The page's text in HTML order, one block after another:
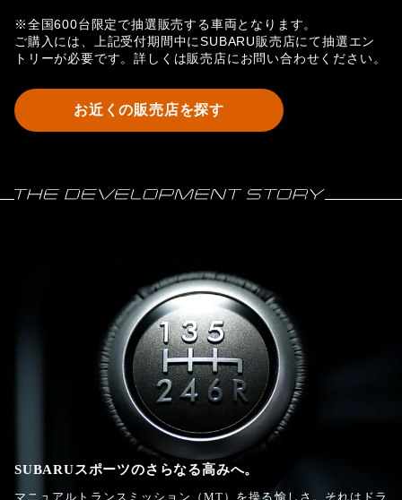
※全国600台限定で抽選販売する車両となります。
ご購入には、上記受付期間中にSUBARU販売店にて抽選エン
トリーが必要です。詳しくは販売店にお問い合わせください。
お近くの販売店を探す
SUBARUスポーツのさらなる高みへ。
マニュアルトランスミッション（MT）を操る愉しさ。それはドラ